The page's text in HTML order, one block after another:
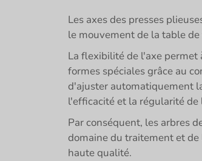
Les axes des presses
le mouvement de la table
La flexibilité de l'axe permet
formes spéciales grâce au
d'ajuster automatiquement
l'efficacité et la régularité de
Par conséquent, les arbres
domaine du traitement et
haute qualité.